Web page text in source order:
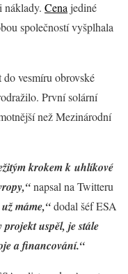
náklady. Cena jediné
společností vyšplhala
vesmíru obrovské
První solární
než Mezinárodní
krokem k uhlíkové
napsal na Twitteru
máme,“dodal šéf ESA
uspěl, je stále
a financování.“